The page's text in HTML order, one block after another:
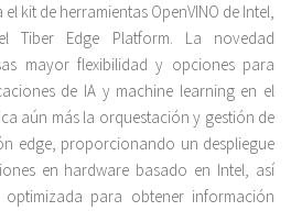
el kit de herramientas OpenVINO de Intel,
Tiber Edge Platform. La novedad
mayor flexibilidad y opciones para
de IA y machine learning en el
aún más la orquestación y gestión de
edge, proporcionando un despliegue
en hardware basado en Intel, así
optimizada para obtener información